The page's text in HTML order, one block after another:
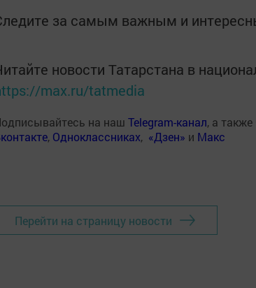
за самым важным и
новости Татарстана в
max.ru/tatmedia
на наш Telegram-канал, а также
, Одноклассниках, «Дзен» и Макс
Перейти на страницу новости